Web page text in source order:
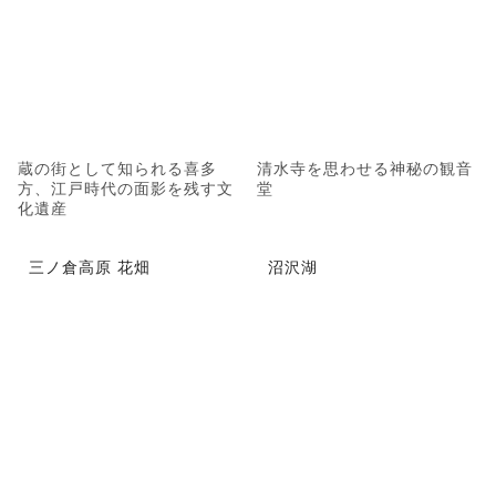
蔵の街として知られる喜多
方、江戸時代の面影を残す文
化遺産
清水寺を思わせる神秘の観音
堂
三ノ倉高原 花畑 沼沢湖